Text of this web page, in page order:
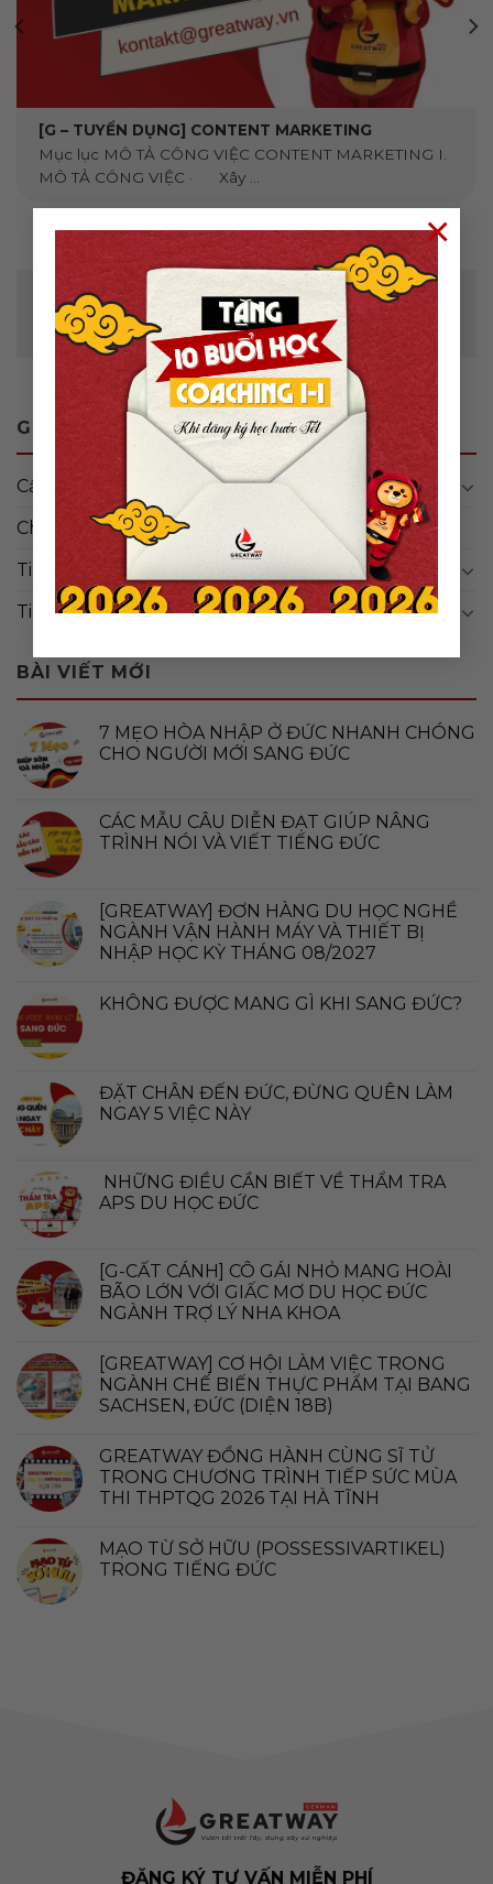
×
[G – TUYỂN DỤNG] CONTENT MARKETING
Mục lục MÔ TẢ CÔNG VIỆC CONTENT MARKETING I.
MÔ TẢ CÔNG VIỆC · Xây ...
Để lại một bình luận
Bạn phảiđăng nhậpđể gửi bình luận.
GREATWAY BLOG
Cẩm nang
(47)
Chưa được phân loại
Tin đơn hàng
(14)
Tin tức
(113)
BÀI VIẾT MỚI
7 MẸO HÒA NHẬP Ở ĐỨC NHANH CHÓNG
CHO NGƯỜI MỚI SANG ĐỨC
CÁC MẪU CÂU DIỄN ĐẠT GIÚP NÂNG
TRÌNH NÓI VÀ VIẾT TIẾNG ĐỨC
[GREATWAY] ĐƠN HÀNG DU HỌC NGHỀ
NGÀNH VẬN HÀNH MÁY VÀ THIẾT BỊ
NHẬP HỌC KỲ THÁNG 08/2027
KHÔNG ĐƯỢC MANG GÌ KHI SANG ĐỨC?
ĐẶT CHÂN ĐẾN ĐỨC, ĐỪNG QUÊN LÀM
NGAY 5 VIỆC NÀY
NHỮNG ĐIỀU CẦN BIẾT VỀ THẨM TRA
APS DU HỌC ĐỨC
[G-CẤT CÁNH] CÔ GÁI NHỎ MANG HOÀI
BÃO LỚN VỚI GIẤC MƠ DU HỌC ĐỨC
NGÀNH TRỢ LÝ NHA KHOA
[GREATWAY] CƠ HỘI LÀM VIỆC TRONG
NGÀNH CHẾ BIẾN THỰC PHẨM TẠI BANG
SACHSEN, ĐỨC (DIỆN 18B)
GREATWAY ĐỒNG HÀNH CÙNG SĨ TỬ
TRONG CHƯƠNG TRÌNH TIẾP SỨC MÙA
THI THPTQG 2026 TẠI HÀ TĨNH
MẠO TỪ SỞ HỮU (POSSESSIVARTIKEL)
TRONG TIẾNG ĐỨC
ĐĂNG KÝ TƯ VẤN MIỄN PHÍ